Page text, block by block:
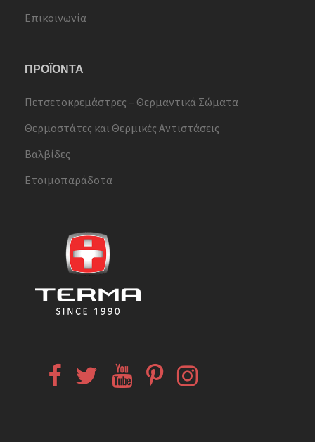
Επικοινωνία
ΠΡΟΪΟΝΤΑ
Πετσετοκρεμάστρες – Θερμαντικά Σώματα
Θερμοστάτες και Θερμικές Αντιστάσεις
Βαλβίδες
Ετοιμοπαράδοτα
FacebookTwitter YouTubePinterestInstagram